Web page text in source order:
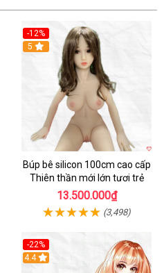
-12%
5
Búp bê silicon 100cm cao cấp
Thiên thần mới lớn tươi trẻ
13.500.000₫
(3,498)
-22%
Hot
4.4